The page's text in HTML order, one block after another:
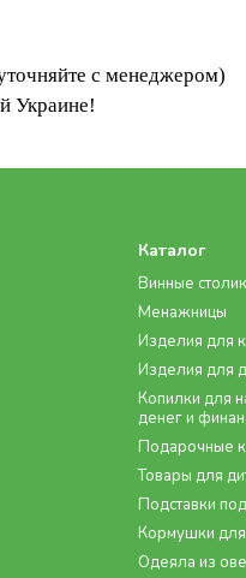
с менеджером)
Украине!
Каталог
Винные
Менажницы
Изделия для
Изделия для
Копилки для
денег и
Подарочные
Товары для
Подставки
Кормушки для
Одеяла из